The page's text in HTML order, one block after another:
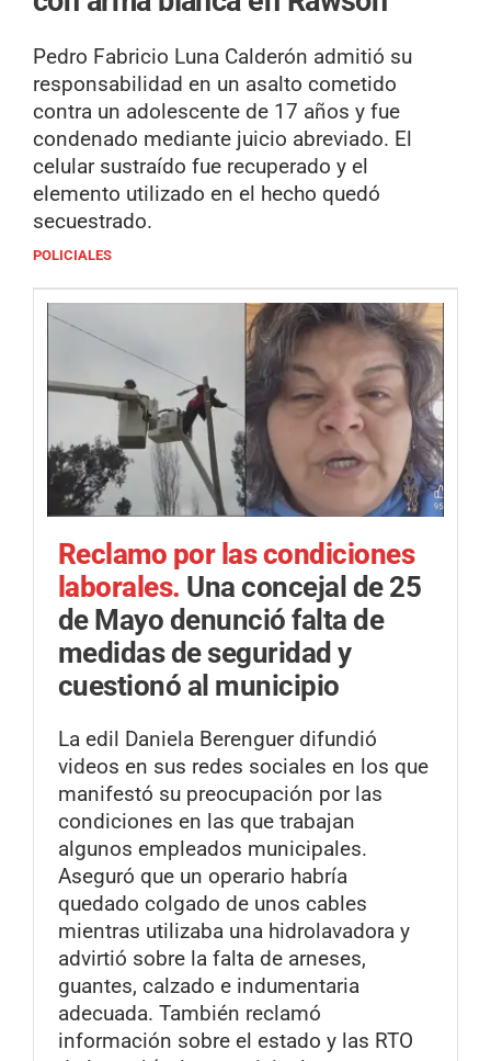
Pedro Fabricio Luna Calderón admitió su
responsabilidad en un asalto cometido
contra un adolescente de 17 años y fue
condenado mediante juicio abreviado. El
celular sustraído fue recuperado y el
elemento utilizado en el hecho quedó
secuestrado.
POLICIALES
Reclamo por las condiciones
laborales. Una concejal de 25
de Mayo denunció falta de
medidas de seguridad y
cuestionó al municipio
La edil Daniela Berenguer difundió
videos en sus redes sociales en los que
manifestó su preocupación por las
condiciones en las que trabajan
algunos empleados municipales.
Aseguró que un operario habría
quedado colgado de unos cables
mientras utilizaba una hidrolavadora y
advirtió sobre la falta de arneses,
guantes, calzado e indumentaria
adecuada. También reclamó
información sobre el estado y las RTO